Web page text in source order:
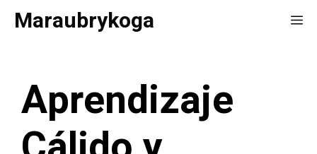
SaltarMaraubrykoga
Aprendizaje